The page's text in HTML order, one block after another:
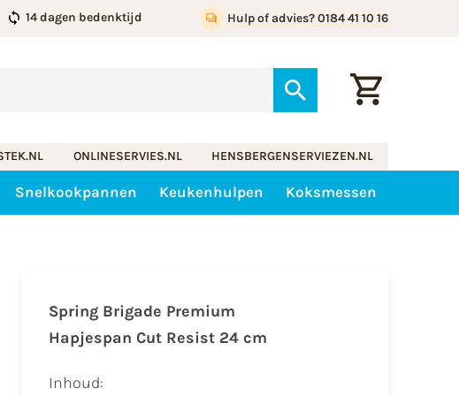
14 dagen bedenktijd Hulp of advies? 0184 41 10 16
ONLINESERVIES.NL HENSBERGENSERVIEZEN.NL
Snelkookpannen Keukenhulpen Koksmessen
Spring Brigade Premium
​Hapjespan Cut Resist 24 cm
Inhoud: